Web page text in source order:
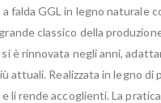
falda GGL in legno naturale
classico della
è rinnovata negli anni,
attuali. Realizzata in legno di
li rende accoglienti. La